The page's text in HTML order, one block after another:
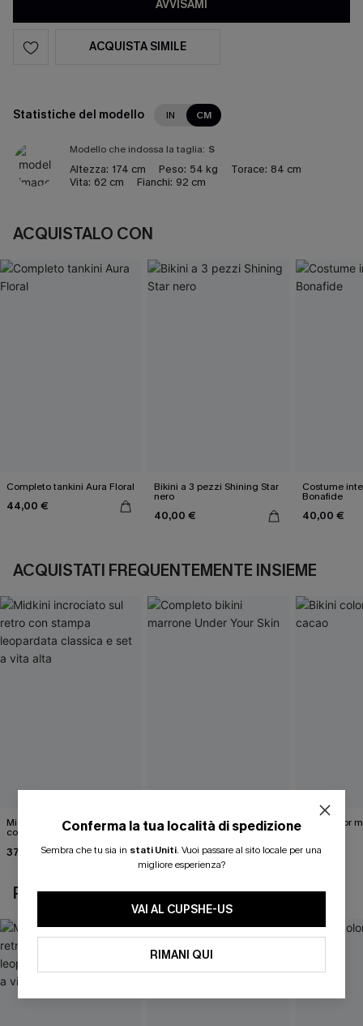
AVVISAMI
ACQUISTA SIMILE
Statistiche del modello IN CM
Modello che indossa la taglia: S
Altezza: 174 cm Peso: 54 kg Torace: 84 cm
Vita: 62 cm Fianchi: 92 cm
ACQUISTALO CON
Completo tankini Aura Floral
44,00 €
Bikini a 3 pezzi Shining Star
nero
40,00 €
Costume
Bonafide
40,00 €
ACQUISTATI FREQUENTEMENTE INSIEME
Midkini incrociato sul retro
con stampa leopardata
37,00 €
Completo bikini marrone
Under Your Skin
40,00 €
Bikini color
POTREBBE INTERESSARTI ANCHE
Conferma la tua località di spedizione
Sembra che tu sia in stati Uniti. Vuoi passare al sito locale per una
migliore esperienza?
VAI AL CUPSHE-US
RIMANI QUI